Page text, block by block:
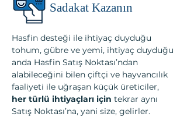
Sadakat Kazanın
Hasfin desteği ile ihtiyaç duyduğu
tohum, gübre ve yemi, ihtiyaç duyduğu
anda Hasfin Satış Noktası’ndan
alabileceğini bilen çiftçi ve hayvancılık
faaliyeti ile uğraşan küçük üreticiler,
her türlü ihtiyaçları için tekrar aynı
Satış Noktası’na, yani size, gelirler.